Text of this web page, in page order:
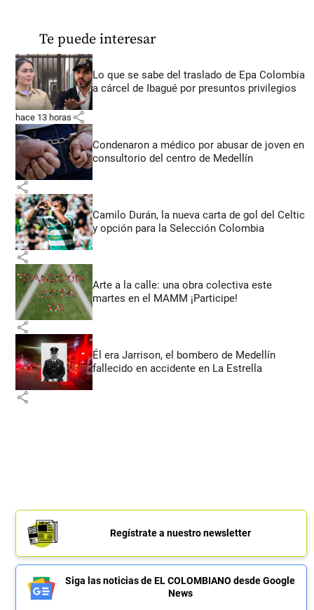
Te puede interesar
Lo que se sabe del traslado de Epa Colombia
a cárcel de Ibagué por presuntos privilegios
hace 13 horas share
Condenaron a médico por abusar de joven en
consultorio del centro de Medellín
share
Camilo Durán, la nueva carta de gol del Celtic
y opción para la Selección Colombia
share
Arte a la calle: una obra colectiva este
martes en el MAMM ¡Participe!
share
Él era Jarrison, el bombero de Medellín
fallecido en accidente en La Estrella
share
Regístrate a nuestro newsletter
Siga las noticias de EL COLOMBIANO desde Google
News